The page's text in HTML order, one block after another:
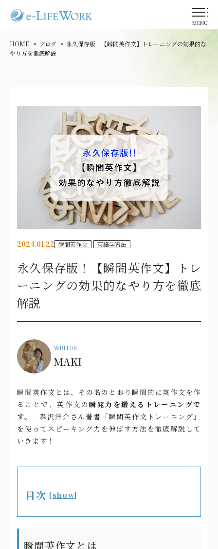
MENU
HOME ブログ
永久保存版！【瞬間英作文】トレーニングの効果的な
やり方を徹底解説
2024.01.22 瞬間英作文 英語学習法
永久保存版！【瞬間英作文】トレ
ーニングの効果的なやり方を徹底
解説
WRITER
MAKI
瞬間英作文とは、その名のとおり瞬間的に英作文を作
ることで、英作文の瞬発力を鍛えるトレーニングで
す。森沢洋介さん著書「瞬間英作文トレーニング」
を使ってスピーキング力を伸ばす方法を徹底解説して
いきます！
目次 [show]
瞬間英作文とは